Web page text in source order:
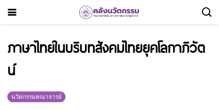
ภาษาไทยในบริบทสังคมไทยยุคโลกาภิวัต
น์
นวัตกรรมคณาจารย์